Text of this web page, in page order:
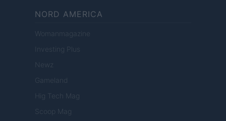
NORD AMERICA
Womanmagazine
Investing Plus
Newz
Gameland
Hig Tech Mag
Scoop Mag